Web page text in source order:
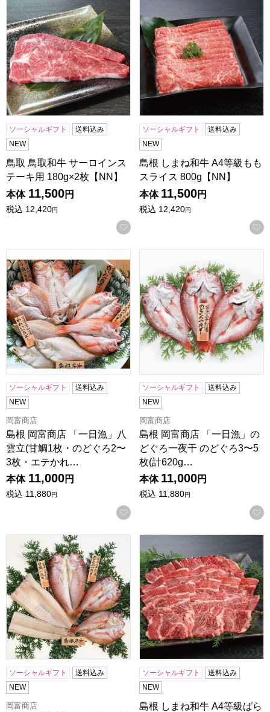
ソーシャルギフト
送料込み
NEW
鳥取 鳥取和牛 サーロインス
テーキ用 180g×2枚【NN】
本体 11,500円
税込 12,420円
お気に入りに登録する
ソーシャルギフト
送料込み
NEW
島根 しまね和牛 A4等級もも
スライス 800g【NN】
本体 11,500円
税込 12,420円
ソーシャルギフト
送料込み
NEW
岡富商店
島根 岡富商店 「一日漁」八
雲立(甘鯛1枚・のどぐろ2〜
3枚・エテかれ…
本体 11,000円
税込 11,880円
お気に入りに登録する
ソーシャルギフト
送料込み
NEW
岡富商店
島根 岡富商店 「一日漁」の
どぐろ一夜干 のどぐろ3〜5
枚(計620g…
本体 11,000円
税込 11,880円
島根 岡富商店 「一日漁」福禄寿(甘鯛1枚・のどぐろ2〜3枚
ソーシャルギフト
送料込み
NEW
岡富商店
島根 しまね和牛 A4等級ばら
ソーシャルギフト
送料込み
NEW
島根 しまね和牛 A4等級ばら